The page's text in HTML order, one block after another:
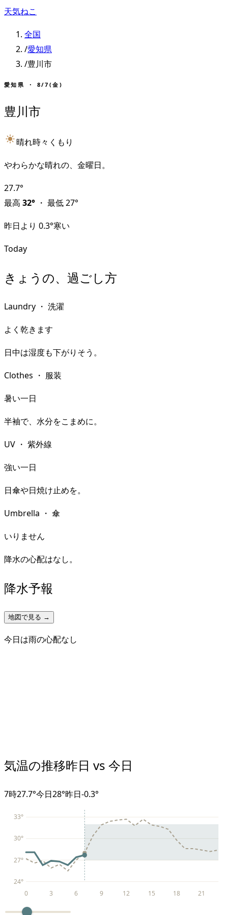
天気ねこ
全国
/愛知県
/豊川市
愛知県 ・ 8/7(金)
豊川市
晴れ時々くもり
やわらかな晴れの、金曜日。
27.7°
最高 32° ・ 最低27°
昨日より 0.3°寒い
Today
きょうの、過ごし方
Laundry ・ 洗濯
よく乾きます
日中は湿度も下がりそう。
Clothes ・ 服装
暑い一日
半袖で、水分をこまめに。
UV ・ 紫外線
強い一日
日傘や日焼け止めを。
Umbrella ・ 傘
いりません
降水の心配はなし。
降水予報
地図で見る →
今日は雨の心配なし
気温の推移昨日 vs 今日
7時27.7°今日28°昨日-0.3°
24°
27°
30°
33°
0 3 6 9 12 15 18 21